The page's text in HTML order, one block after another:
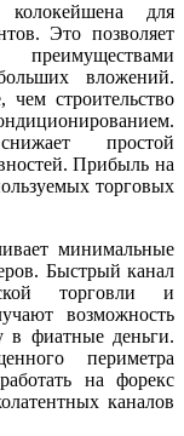
для
Это позволяет
вложений.
чем строительство
простой
Прибыль на
торговых
минимальные
Быстрый канал
торговли и
возможность
в фиатные деньги.
периметра
на форекс
каналов